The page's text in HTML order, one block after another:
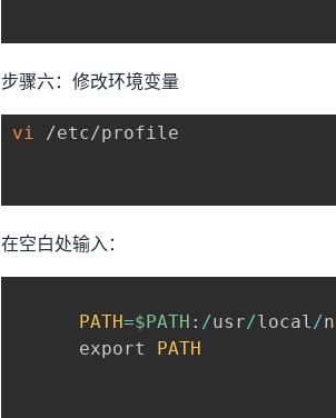
步骤六：修改环境变量
vi
在空白处输入：
PATH=$PATH : /usr/local/
      export
PATH